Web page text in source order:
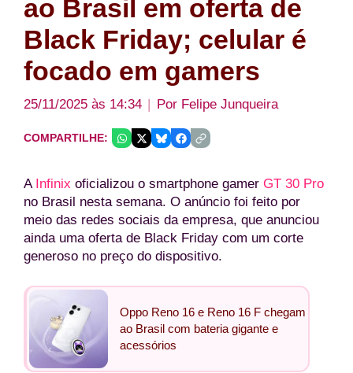
ao Brasil em oferta de
Black Friday; celular é
focado em gamers
25/11/2025 às 14:34 Por Felipe Junqueira
COMPARTILHE:
A Infinix oficializou o smartphone gamer GT 30 Pro
no Brasil nesta semana. O anúncio foi feito por
meio das redes sociais da empresa, que anunciou
ainda uma oferta de Black Friday com um corte
generoso no preço do dispositivo.
Oppo Reno 16 e Reno 16 F chegam
ao Brasil com bateria gigante e
acessórios